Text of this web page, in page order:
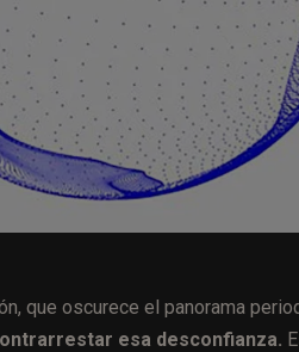
que oscurece el panorama
esa desconfianza.